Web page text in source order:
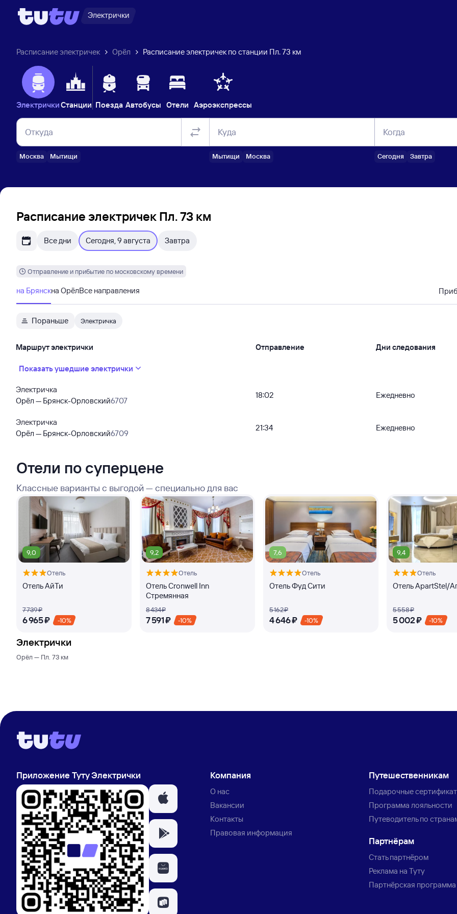
Электрички
Расписание электричек Орёл Расписание электричек по станции Пл. 73 км
ЭлектричкиСтанции Поезда Автобусы Отели Аэроэкспрессы
Откуда
Москва Мытищи
Куда
Мытищи Москва
Когда
Сегодня Завтра
Расписание электричек Пл. 73 км
Все дни Сегодня, 9 августа Завтра
Отправление и прибытие по московскому времени
на Брянскна ОрёлВсе направления
Пораньше Электричка
Маршрут электрички Отправление Дни следования
Показать ушедшие электрички
Электричка
Орёл — Брянск-Орловский6707
18:02 Ежедневно
Электричка
Орёл — Брянск-Орловский6709
21:34 Ежедневно
Отели по суперцене
Классные варианты с выгодой — специально для вас
9,0
Отель
Отель АйТи
7 ⁠739 ⁠₽
6 ⁠965 ⁠₽ -10%
9,2
Отель
Отель Cronwell Inn
Стремянная
8 ⁠434 ⁠₽
7 ⁠591 ⁠₽ -10%
7,6
Отель
Отель Фуд Сити
5 ⁠162 ⁠₽
4 ⁠646 ⁠₽ -10%
9,4
Отель
Отель ApartStel/
5 ⁠558 ⁠₽
5 ⁠002 ⁠₽ -10%
Электрички
Орёл — Пл. 73 км
Приложение Туту Электрички Компания
О нас
Вакансии
Контакты
Правовая информация
Путешественникам
Подарочные
Программа лояльности
Путеводитель по
Партнёрам
Стать партнёром
Реклама на Туту
Партнёрская программа